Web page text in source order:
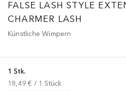
FALSE LASH STYLE
CHARMER LASH
Künstliche Wimpern
1 Stk.
18,49 € / 1 Stück